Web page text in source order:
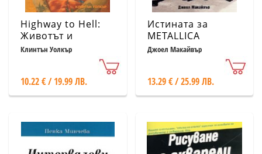
Highway to Hell:
Животът и
смъртта на
Клинтън Уолкър
10.22 € / 19.99 ЛВ.
Истината за
METALLICA
Джоел Макайвър
13.29 € / 25.99 ЛВ.